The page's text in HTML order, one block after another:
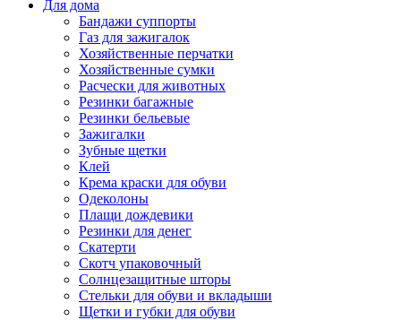
Для дома
Бандажи суппорты
Газ для зажигалок
Хозяйственные перчатки
Хозяйственные сумки
Расчески для животных
Резинки багажные
Резинки бельевые
Зажигалки
Зубные щетки
Клей
Крема краски для обуви
Одеколоны
Плащи дождевики
Резинки для денег
Скатерти
Скотч упаковочный
Солнцезащитные шторы
Стельки для обуви и вкладыши
Щетки и губки для обуви